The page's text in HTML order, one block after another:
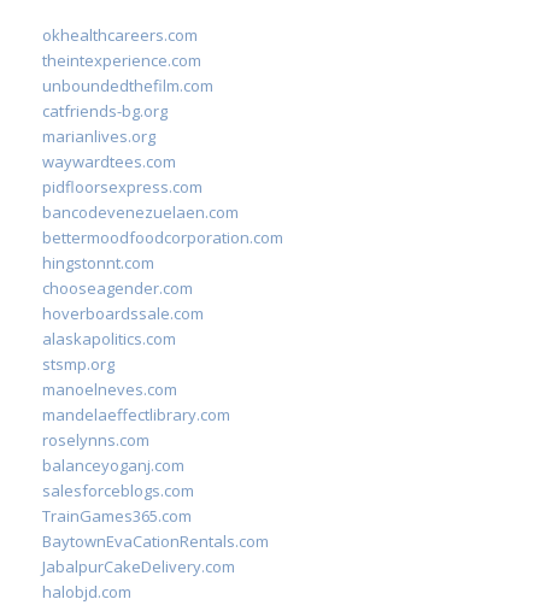
okhealthcareers.com
theintexperience.com
unboundedthefilm.com
catfriends-bg.org
marianlives.org
waywardtees.com
pidfloorsexpress.com
bancodevenezuelaen.com
bettermoodfoodcorporation.com
hingstonnt.com
chooseagender.com
hoverboardssale.com
alaskapolitics.com
stsmp.org
manoelneves.com
mandelaeffectlibrary.com
roselynns.com
balanceyoganj.com
salesforceblogs.com
TrainGames365.com
BaytownEvaCationRentals.com
JabalpurCakeDelivery.com
halobjd.com